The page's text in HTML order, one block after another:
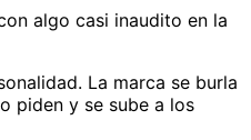
algo casi inaudito en la
La marca se burla
piden y se sube a los